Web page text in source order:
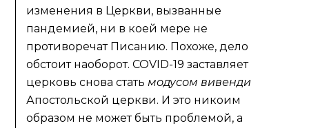
изменения в Церкви, вызванные
пандемией, ни в коей мере не
противоречат Писанию. Похоже, дело
обстоит наоборот. COVID-19 заставляет
церковь снова статьмодусом вивенди
Апостольской церкви. И это никоим
образом не может быть проблемой, а